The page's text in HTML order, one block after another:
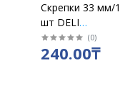
Скрепки 33 мм/
шт DELI
никелированные
39712 / у 10 пач
(0)
240.00₸